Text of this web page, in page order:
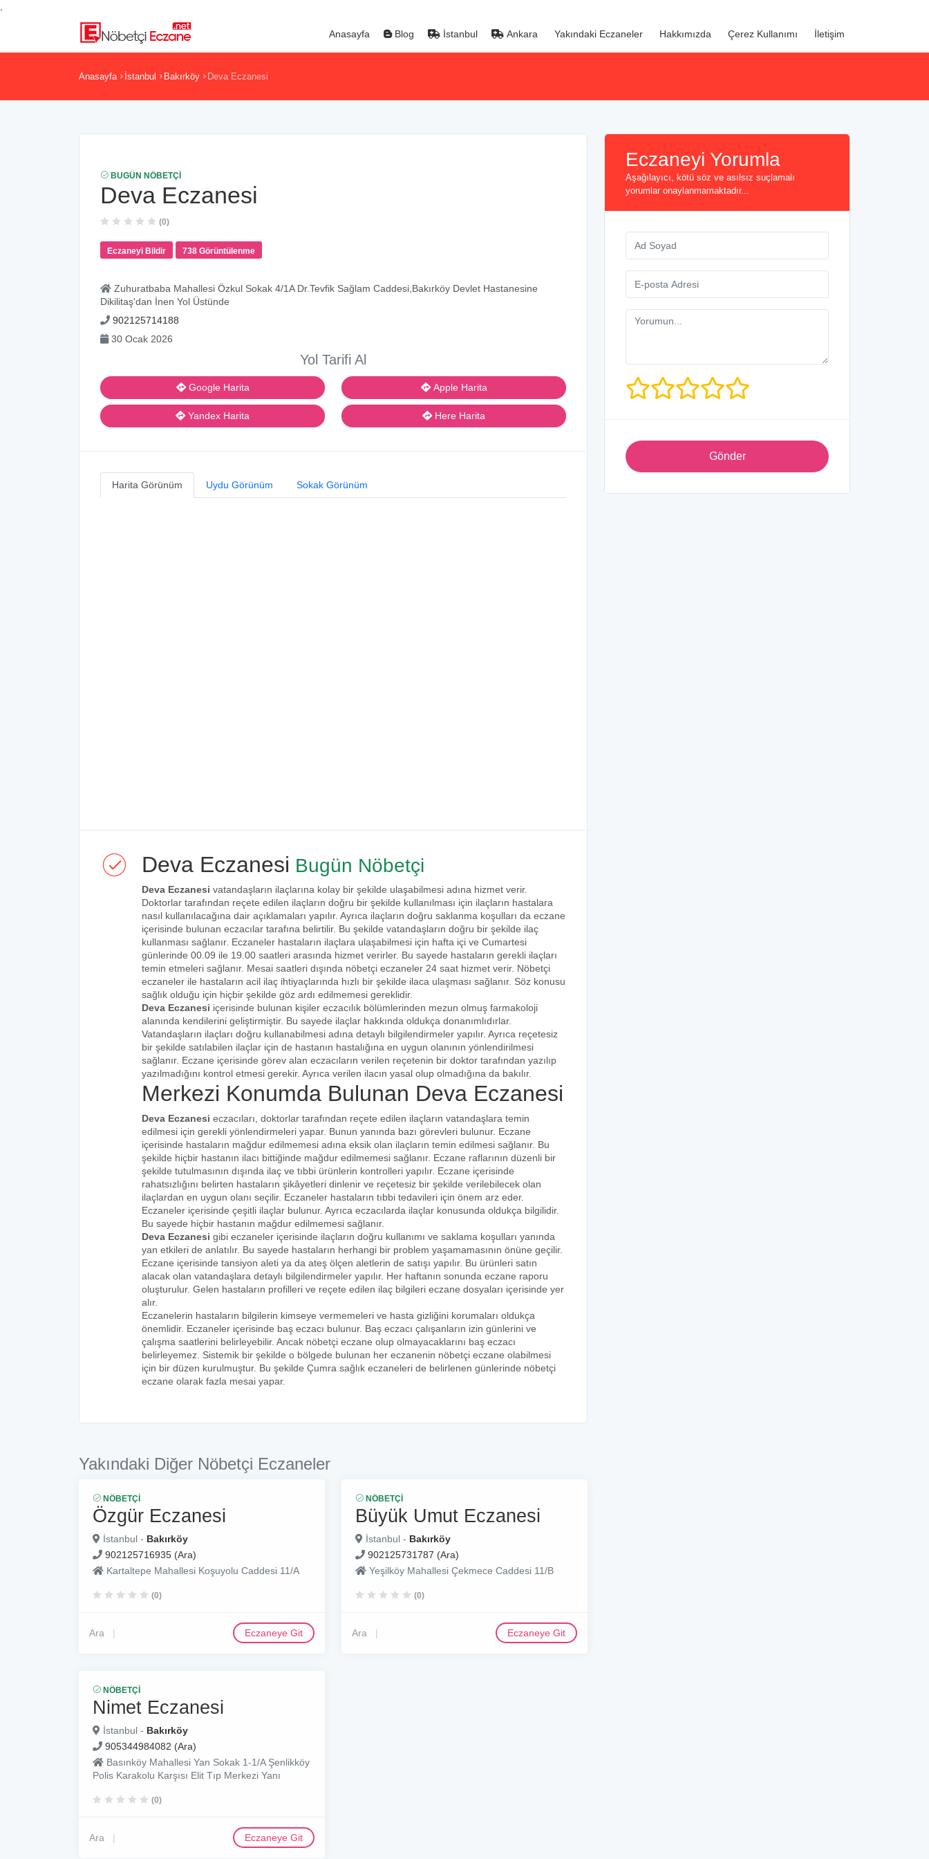
Anasayfa Blog İstanbul Ankara Yakındaki Eczaneler Hakkımızda Çerez Kullanımı İletişim
Anasayfa İstanbul Bakırköy Deva Eczanesi
BUGÜN NÖBETÇI
Deva Eczanesi
(0)
Eczaneyi Bildir 738 Görüntülenme
Zuhuratbaba Mahallesi Özkul Sokak 4/1A Dr.Tevfik Sağlam Caddesi,Bakırköy Devlet Hastanesine
Dikilitaş'dan İnen Yol Üstünde
902125714188
30 Ocak 2026
Yol Tarifi Al
Google Harita
Yandex Harita
Apple Harita
Here Harita
Harita Görünüm Uydu Görünüm Sokak Görünüm
Deva Eczanesi Bugün Nöbetçi
Deva Eczanesi vatandaşların ilaçlarına kolay bir şekilde ulaşabilmesi adına hizmet verir.
Doktorlar tarafından reçete edilen ilaçların doğru bir şekilde kullanılması için ilaçların hastalara
nasıl kullanılacağına dair açıklamaları yapılır. Ayrıca ilaçların doğru saklanma koşulları da eczane
içerisinde bulunan eczacılar tarafına belirtilir. Bu şekilde vatandaşların doğru bir şekilde ilaç
kullanması sağlanır. Eczaneler hastaların ilaçlara ulaşabilmesi için hafta içi ve Cumartesi
günlerinde 00.09 ile 19.00 saatleri arasında hizmet verirler. Bu sayede hastaların gerekli ilaçları
temin etmeleri sağlanır. Mesai saatleri dışında nöbetçi eczaneler 24 saat hizmet verir. Nöbetçi
eczaneler ile hastaların acil ilaç ihtiyaçlarında hızlı bir şekilde ilaca ulaşması sağlanır. Söz konusu
sağlık olduğu için hiçbir şekilde göz ardı edilmemesi gereklidir.
Deva Eczanesi içerisinde bulunan kişiler eczacılık bölümlerinden mezun olmuş farmakoloji
alanında kendilerini geliştirmiştir. Bu sayede ilaçlar hakkında oldukça donanımlıdırlar.
Vatandaşların ilaçları doğru kullanabilmesi adına detaylı bilgilendirmeler yapılır. Ayrıca reçetesiz
bir şekilde satılabilen ilaçlar için de hastanın hastalığına en uygun olanının yönlendirilmesi
sağlanır. Eczane içerisinde görev alan eczacıların verilen reçetenin bir doktor tarafından yazılıp
yazılmadığını kontrol etmesi gerekir. Ayrıca verilen ilacın yasal olup olmadığına da bakılır.
Merkezi Konumda Bulunan Deva Eczanesi
Deva Eczanesi eczacıları, doktorlar tarafından reçete edilen ilaçların vatandaşlara temin
edilmesi için gerekli yönlendirmeleri yapar. Bunun yanında bazı görevleri bulunur. Eczane
içerisinde hastaların mağdur edilmemesi adına eksik olan ilaçların temin edilmesi sağlanır. Bu
şekilde hiçbir hastanın ilacı bittiğinde mağdur edilmemesi sağlanır. Eczane raflarının düzenli bir
şekilde tutulmasının dışında ilaç ve tıbbi ürünlerin kontrolleri yapılır. Eczane içerisinde
rahatsızlığını belirten hastaların şikâyetleri dinlenir ve reçetesiz bir şekilde verilebilecek olan
ilaçlardan en uygun olanı seçilir. Eczaneler hastaların tıbbi tedavileri için önem arz eder.
Eczaneler içerisinde çeşitli ilaçlar bulunur. Ayrıca eczacılarda ilaçlar konusunda oldukça bilgilidir.
Bu sayede hiçbir hastanın mağdur edilmemesi sağlanır.
Deva Eczanesi gibi eczaneler içerisinde ilaçların doğru kullanımı ve saklama koşulları yanında
yan etkileri de anlatılır. Bu sayede hastaların herhangi bir problem yaşamamasının önüne geçilir.
Eczane içerisinde tansiyon aleti ya da ateş ölçen aletlerin de satışı yapılır. Bu ürünleri satın
alacak olan vatandaşlara detaylı bilgilendirmeler yapılır. Her haftanın sonunda eczane raporu
oluşturulur. Gelen hastaların profilleri ve reçete edilen ilaç bilgileri eczane dosyaları içerisinde yer
alır.
Eczanelerin hastaların bilgilerin kimseye vermemeleri ve hasta gizliğini korumaları oldukça
önemlidir. Eczaneler içerisinde baş eczacı bulunur. Baş eczacı çalışanların izin günlerini ve
çalışma saatlerini belirleyebilir. Ancak nöbetçi eczane olup olmayacaklarını baş eczacı
belirleyemez. Sistemik bir şekilde o bölgede bulunan her eczanenin nöbetçi eczane olabilmesi
için bir düzen kurulmuştur. Bu şekilde Çumra sağlık eczaneleri de belirlenen günlerinde nöbetçi
eczane olarak fazla mesai yapar.
Yakındaki Diğer Nöbetçi Eczaneler
NÖBETÇI
Özgür Eczanesi
İstanbul - Bakırköy
902125716935 (Ara)
Kartaltepe Mahallesi Koşuyolu Caddesi 11/A
(0)
Ara Eczaneye Git
NÖBETÇI
Büyük Umut Eczanesi
İstanbul - Bakırköy
902125731787 (Ara)
Yeşilköy Mahallesi Çekmece Caddesi 11/B
(0)
Ara Eczaneye Git
NÖBETÇI
Nimet Eczanesi
İstanbul - Bakırköy
905344984082 (Ara)
Basınköy Mahallesi Yan Sokak 1-1/A Şenlikköy
Polis Karakolu Karşısı Elit Tıp Merkezi Yanı
(0)
Ara Eczaneye Git
Eczaneyi Yorumla
Aşağılayıcı, kötü söz ve asılsız suçlamalı
yorumlar onaylanmamaktadır...
Gönder